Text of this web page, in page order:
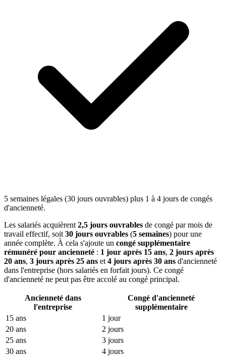
5 semaines légales (30 jours ouvrables) plus 1 à 4 jours de congés
d'ancienneté.
Les salariés acquièrent 2,5 jours ouvrables de congé par mois de
travail effectif, soit 30 jours ouvrables (5 semaines) pour une
année complète. À cela s'ajoute un congé supplémentaire
rémunéré pour ancienneté : 1 jour après 15 ans, 2 jours après
20 ans, 3 jours après 25 ans et 4 jours après 30 ans d'ancienneté
dans l'entreprise (hors salariés en forfait jours). Ce congé
d'ancienneté ne peut pas être accolé au congé principal.
Ancienneté dans
l'entreprise
Congé d'ancienneté
supplémentaire
15 ans
1 jour
20 ans
2 jours
25 ans
3 jours
30 ans
4 jours